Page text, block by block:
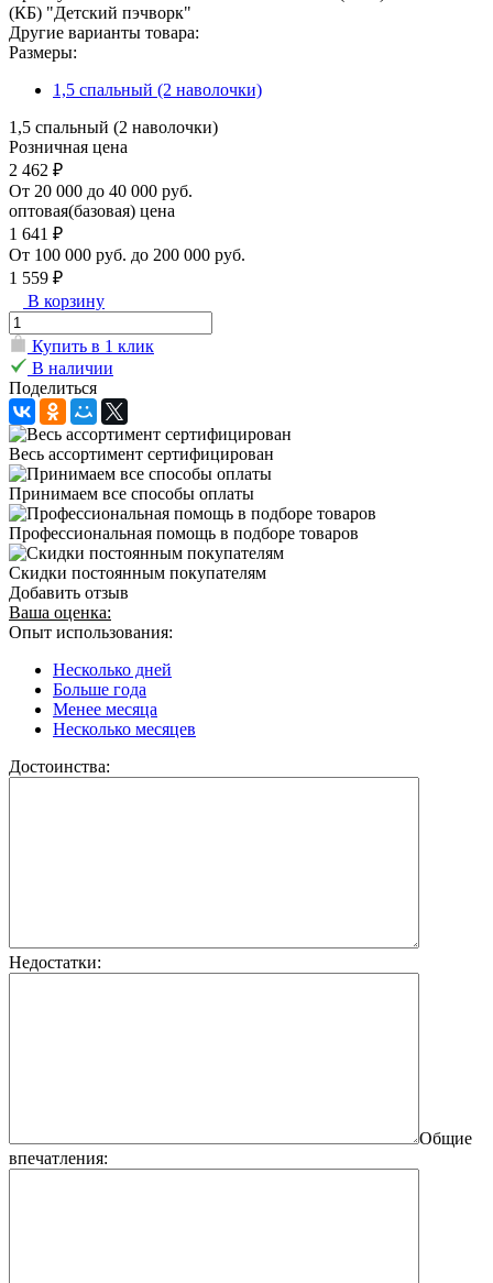
(КБ) "Детский пэчворк"
Другие варианты товара:
Размеры:
1,5 спальный (2 наволочки)
1,5 спальный (2 наволочки)
Розничная цена
2 462 ₽
От 20 000 до 40 000 руб.
оптовая(базовая) цена
1 641 ₽
От 100 000 руб. до 200 000 руб.
1 559 ₽
В корзину
Купить в 1 клик
В наличии
Поделиться
Весь ассортимент сертифицирован
Принимаем все способы оплаты
Профессиональная помощь в подборе товаров
Скидки постоянным покупателям
Добавить отзыв
Ваша оценка:
Опыт использования:
Несколько дней
Больше года
Менее месяца
Несколько месяцев
Достоинства:
Недостатки:
Общие
впечатления: